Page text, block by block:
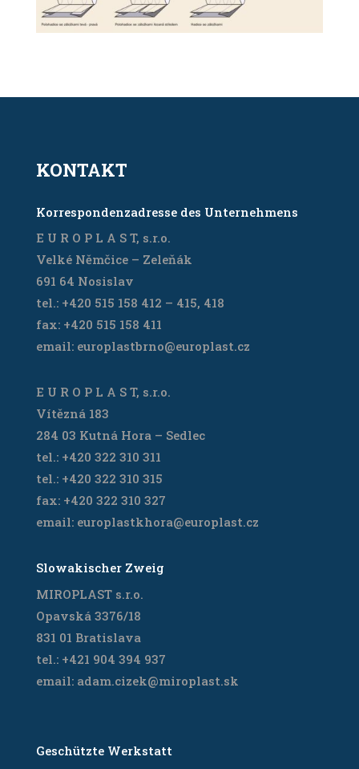
KONTAKT
Korrespondenzadresse des Unternehmens
E U R O P L A S T, s.r.o.
Velké Němčice – Zeleňák
691 64 Nosislav
tel.: +420 515 158 412 – 415, 418
fax: +420 515 158 411
email: europlastbrno@europlast.cz
E U R O P L A S T, s.r.o.
Vítězná 183
284 03 Kutná Hora – Sedlec
tel.: +420 322 310 311
tel.: +420 322 310 315
fax: +420 322 310 327
email: europlastkhora@europlast.cz
Slowakischer Zweig
MIROPLAST s.r.o.
Opavská 3376/18
831 01 Bratislava
tel.: +421 904 394 937
email: adam.cizek@miroplast.sk
Geschützte Werkstatt